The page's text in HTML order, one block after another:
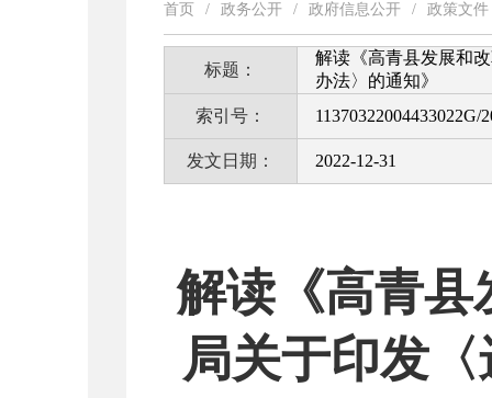
首页 / 政务公开 / 政府信息公开 / 政策文件
标题：
解读《高青县发展和
办法〉的通知》
索引号：
11370322004433022G/
发文日期： 2022-12-31
解读《高青县
局关于印发